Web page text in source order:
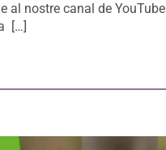
al nostre canal de YouTube
[…]